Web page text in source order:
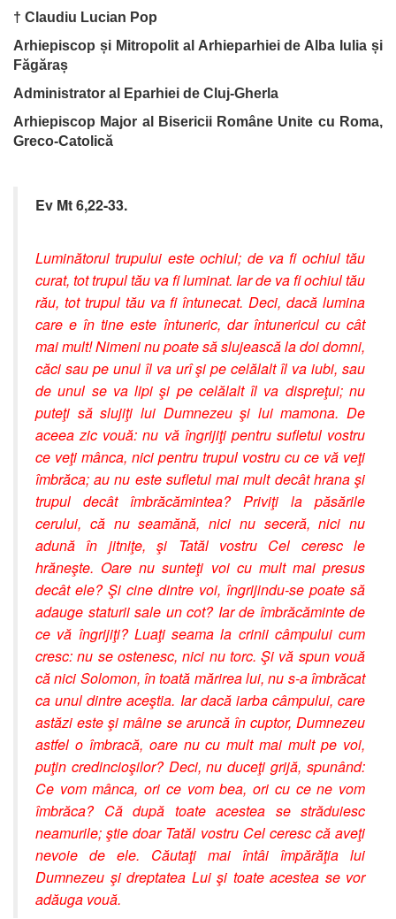
† Claudiu Lucian Pop
Arhiepiscop și Mitropolit al Arhieparhiei de Alba Iulia și
Făgăraș
Administrator al Eparhiei de Cluj-Gherla
Arhiepiscop Major al Bisericii Române Unite cu Roma,
Greco-Catolică
Ev Mt 6,22-33.
Luminătorul trupului este ochiul; de va fi ochiul tău
curat, tot trupul tău va fi luminat. Iar de va fi ochiul tău
rău, tot trupul tău va fi întunecat. Deci, dacă lumina
care e în tine este întuneric, dar întunericul cu cât
mai mult! Nimeni nu poate să slujească la doi domni,
căci sau pe unul îl va urî şi pe celălalt îl va iubi, sau
de unul se va lipi şi pe celălalt îl va dispreţui; nu
puteţi să slujiţi lui Dumnezeu şi lui mamona. De
aceea zic vouă: nu vă îngrijiţi pentru sufletul vostru
ce veţi mânca, nici pentru trupul vostru cu ce vă veţi
îmbrăca; au nu este sufletul mai mult decât hrana şi
trupul decât îmbrăcămintea? Priviţi la păsările
cerului, că nu seamănă, nici nu seceră, nici nu
adună în jitniţe, şi Tatăl vostru Cel ceresc le
hrăneşte. Oare nu sunteţi voi cu mult mai presus
decât ele? Şi cine dintre voi, îngrijindu-se poate să
adauge staturii sale un cot? Iar de îmbrăcăminte de
ce vă îngrijiţi? Luaţi seama la crinii câmpului cum
cresc: nu se ostenesc, nici nu torc. Şi vă spun vouă
că nici Solomon, în toată mărirea lui, nu s-a îmbrăcat
ca unul dintre aceştia. Iar dacă iarba câmpului, care
astăzi este şi mâine se aruncă în cuptor, Dumnezeu
astfel o îmbracă, oare nu cu mult mai mult pe voi,
puţin credincioşilor? Deci, nu duceţi grijă, spunând:
Ce vom mânca, ori ce vom bea, ori cu ce ne vom
îmbrăca? Că după toate acestea se străduiesc
neamurile; ştie doar Tatăl vostru Cel ceresc că aveţi
nevoie de ele. Căutaţi mai întâi împărăţia lui
Dumnezeu şi dreptatea Lui şi toate acestea se vor
adăuga vouă.